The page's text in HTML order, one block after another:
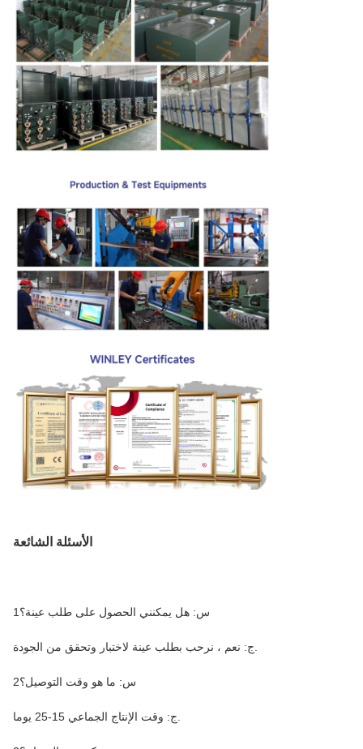
الأسئلة الشائعة
1س: هل يمكنني الحصول على طلب عينة؟
2س: ما هو وقت التوصيل؟